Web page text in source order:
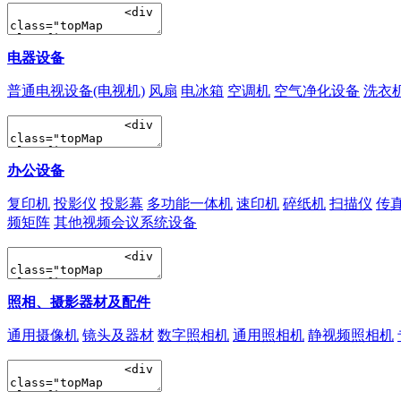
电器设备
普通电视设备(电视机) 风扇 电冰箱 空调机 空气净化设备 洗衣
办公设备
复印机 投影仪 投影幕 多功能一体机 速印机 碎纸机 扫描仪 传
频矩阵 其他视频会议系统设备
照相、摄影器材及配件
通用摄像机 镜头及器材 数字照相机 通用照相机 静视频照相机